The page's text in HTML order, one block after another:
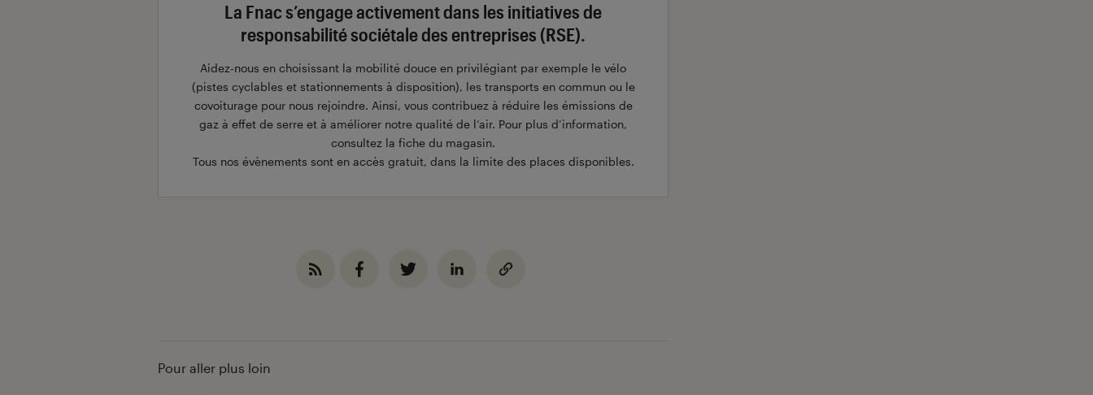
La Fnac s’engage activement dans les initiatives de
responsabilité sociétale des entreprises (RSE).
Aidez-nous en choisissant la mobilité douce en privilégiant par exemple le vélo
(pistes cyclables et stationnements à disposition), les transports en commun ou le
covoiturage pour nous rejoindre. Ainsi, vous contribuez à réduire les émissions de
gaz à effet de serre et à améliorer notre qualité de l’air. Pour plus d’information,
consultez la fiche du magasin.
Tous nos évènements sont en accès gratuit, dans la limite des places disponibles.
Pour aller plus loin